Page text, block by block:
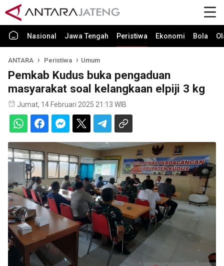
Nasional Jawa Tengah Peristiwa Ekonomi Bola
ANTARA Peristiwa Umum
Pemkab Kudus buka pengaduan
masyarakat soal kelangkaan elpiji 3 kg
Jumat, 14 Februari 2025 21:13 WIB